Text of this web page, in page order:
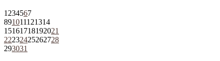
1 234567
891011121314
15161718192021
22232425262728
293031